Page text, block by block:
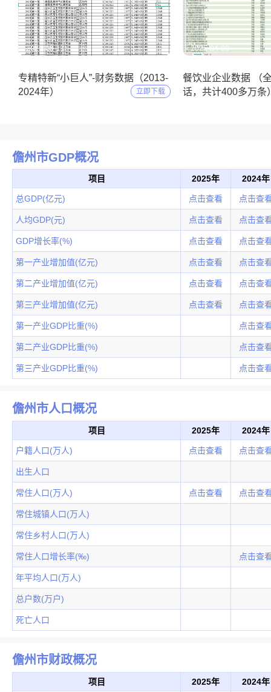
2025-05-11
专精特新“小巨人”-财务数据（2013-
2024年）
立即下载
2025-04-09
餐饮业企业数据 （
话，共计400多万条
儋州市GDP概况
项目 2025年 2024年
总GDP(亿元) 点击查看 点击查
人均GDP(元) 点击查看 点击查
GDP增长率(%) 点击查看 点击查
第一产业增加值(亿元) 点击查看 点击查
第二产业增加值(亿元) 点击查看 点击查
第三产业增加值(亿元) 点击查看 点击查
第一产业GDP比重(%) 点击查
第二产业GDP比重(%) 点击查
第三产业GDP比重(%) 点击查
儋州市人口概况
项目 2025年 2024年
户籍人口(万人) 点击查看 点击查
出生人口
常住人口(万人) 点击查看 点击查
常住城镇人口(万人)
常住乡村人口(万人)
常住人口增长率(‰) 点击查
年平均人口(万人)
总户数(万户)
死亡人口
儋州市财政概况
项目 2025年 2024年